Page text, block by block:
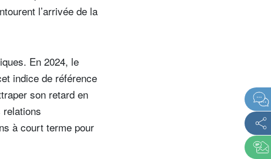
l’arrivée de la
En 2024, le
indice de référence
son retard en
à court terme pour